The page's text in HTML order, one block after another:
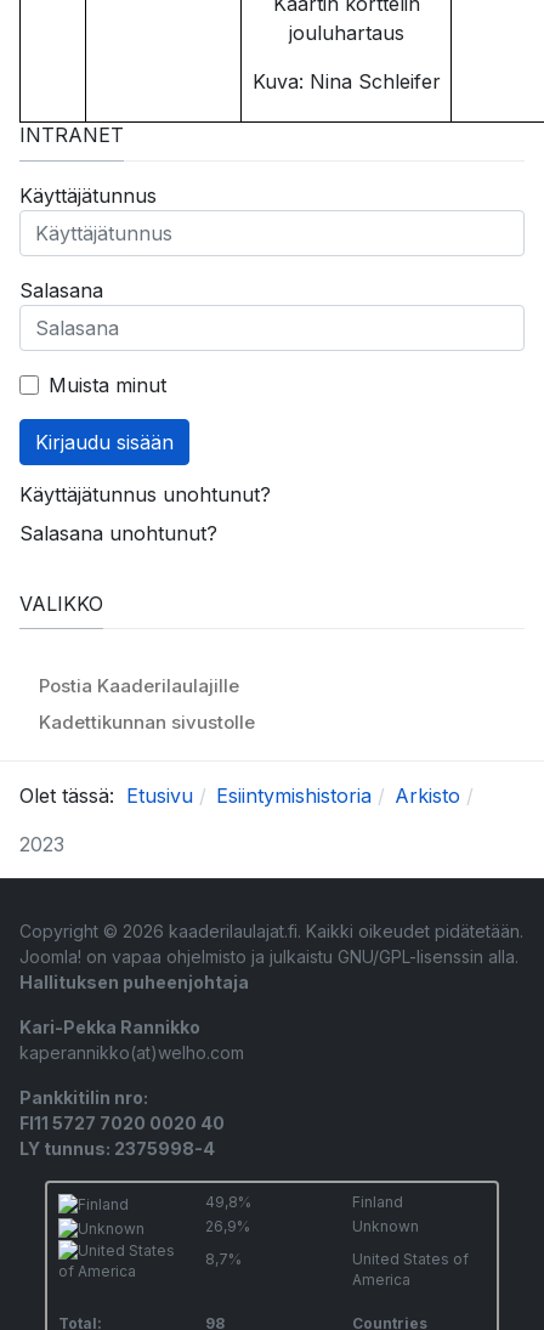
jouluhartaus
Kuva: Nina Schleifer
INTRANET
Käyttäjätunnus
Salasana
Muista minut
Kirjaudu sisään
Käyttäjätunnus unohtunut?
Salasana unohtunut?
VALIKKO
Postia Kaaderilaulajille
Kadettikunnan sivustolle
Olet tässä: Etusivu Esiintymishistoria
Arkisto
2023
Copyright © 2026 kaaderilaulajat.fi. Kaikki oikeudet pidätetään.
Joomla! on vapaa ohjelmisto ja julkaistu GNU/GPL-lisenssin alla.
Hallituksen puheenjohtaja
Kari-Pekka Rannikko
kaperannikko(at)welho.com
Pankkitilin nro:
FI11 5727 7020 0020 40
LY tunnus: 2375998-4
49,8%
Finland
26,9%
Unknown
8,7%
United States of
America
Total: 98 Countries